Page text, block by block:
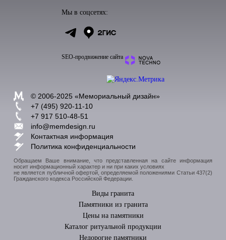
Мы в соцсетях:
SEO-продвижение сайта
© 2006-2025 «Мемориальный дизайн»
+7 (495) 920-11-10
+7 917 510-48-51
info@memdesign.ru
Контактная информация
Политика конфиденциальности
Обращаем Ваше внимание, что представленная на сайте информация
носит информационный характер и ни при каких условиях
не является публичной офертой, определяемой положениями Статьи 437(2)
Гражданского кодекса Российской Федерации.
Виды гранита
Памятники из гранита
Цены на памятники
Каталог ритуальной продукции
Недорогие памятники